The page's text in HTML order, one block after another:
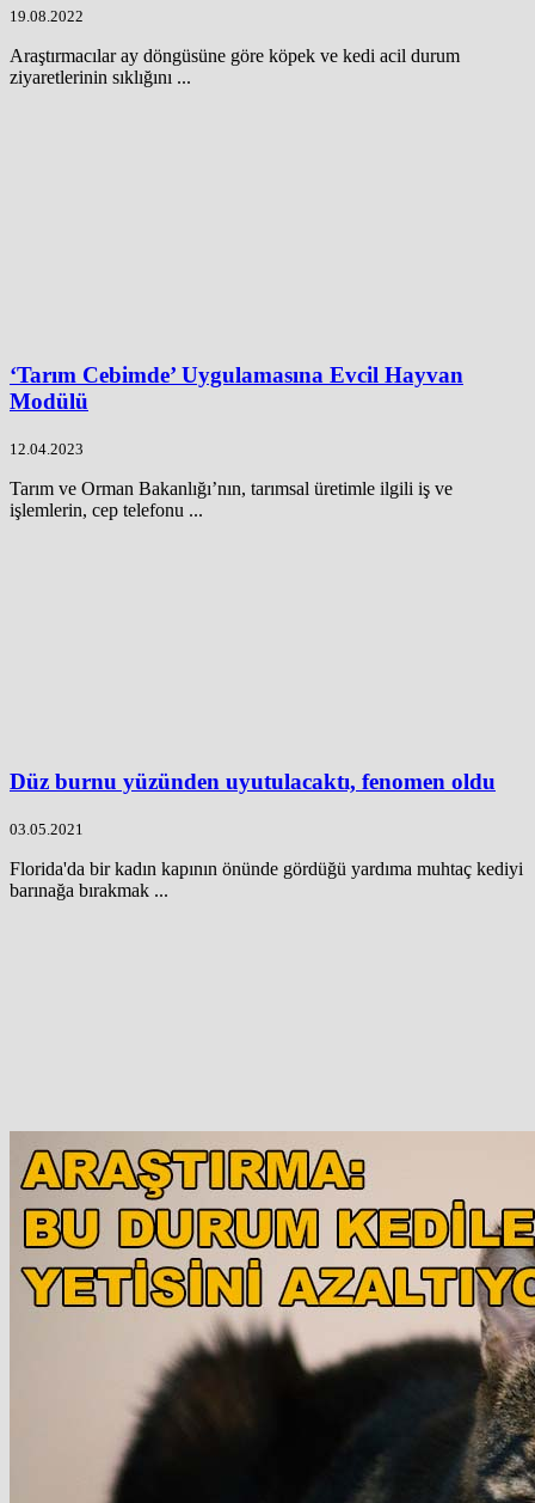
19.08.2022
Araştırmacılar ay döngüsüne göre köpek ve kedi acil durum
ziyaretlerinin sıklığını ...
‘Tarım Cebimde’ Uygulamasına Evcil Hayvan
Modülü
12.04.2023
Tarım ve Orman Bakanlığı’nın, tarımsal üretimle ilgili iş ve
işlemlerin, cep telefonu ...
Düz burnu yüzünden uyutulacaktı, fenomen oldu
03.05.2021
Florida'da bir kadın kapının önünde gördüğü yardıma muhtaç kediyi
barınağa bırakmak ...